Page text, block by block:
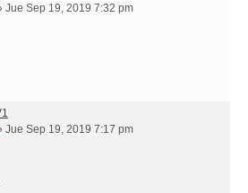
Jue Sep 19, 2019 7:32 pm
Jue Sep 19, 2019 7:17 pm